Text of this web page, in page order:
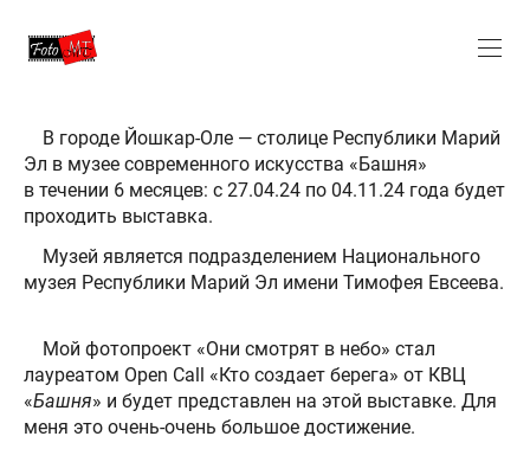
В городе Йошкар-Оле — столице Республики Марий
Эл в музее современного искусства «Башня»
в течении 6 месяцев: с 27.04.24 по 04.11.24 года будет
проходить выставка.
Музей является подразделением Национального
музея Республики Марий Эл имени Тимофея Евсеева.
Мой фотопроект «Они смотрят в небо» стал
лауреатом Open Call «Кто создает берега» от КВЦ
«Башня» и будет представлен на этой выставке. Для
меня это очень-очень большое достижение.